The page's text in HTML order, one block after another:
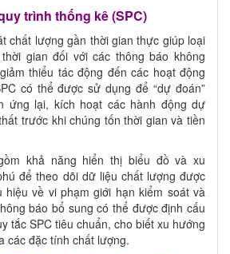
trình thống kê (SPC)
chất lượng gần thời gian thực giúp loại
gian đối với các thông báo không
thiểu tác động đến các hoạt động
có thể được sử dụng để “dự đoán”
ứng lại, kích hoạt các hành động dự
trước khi chúng tốn thời gian và tiền
khả năng hiển thị biểu đồ và xu
để theo dõi dữ liệu chất lượng được
hiệu về vi phạm giới hạn kiểm soát và
báo bổ sung có thể được định cấu
tắc SPC tiêu chuẩn, cho biết xu hướng
các đặc tính chất lượng.